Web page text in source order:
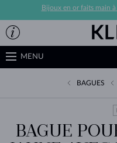
Bijoux en or faits main à
MENU
BAGUES
BAGUE